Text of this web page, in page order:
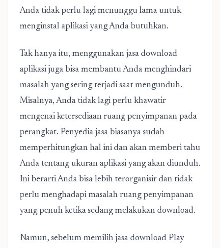
Anda tidak perlu lagi menunggu lama untuk
menginstal aplikasi yang Anda butuhkan.
Tak hanya itu, menggunakan jasa download
aplikasi juga bisa membantu Anda menghindari
masalah yang sering terjadi saat mengunduh.
Misalnya, Anda tidak lagi perlu khawatir
mengenai ketersediaan ruang penyimpanan pada
perangkat. Penyedia jasa biasanya sudah
memperhitungkan hal ini dan akan memberi tahu
Anda tentang ukuran aplikasi yang akan diunduh.
Ini berarti Anda bisa lebih terorganisir dan tidak
perlu menghadapi masalah ruang penyimpanan
yang penuh ketika sedang melakukan download.
Namun, sebelum memilih jasa download Play